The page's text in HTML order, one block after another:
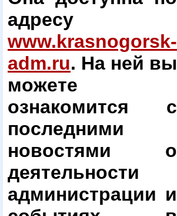
адресу
www.krasnogorsk-
adm.ru. На ней вы
можете
ознакомится с
последними
новостями о
деятельности
администрации и